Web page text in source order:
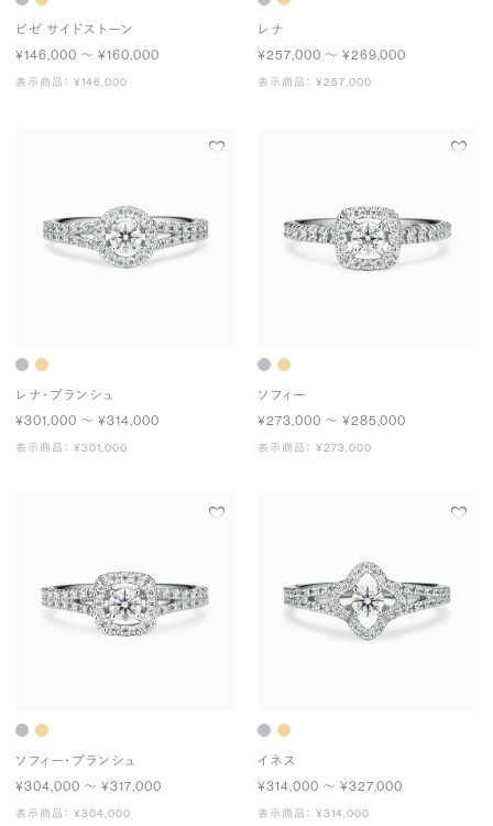
ビゼ サイドストーン
¥146,000 〜 ¥160,000
表示商品： ¥146,000
レナ
¥257,000 〜 ¥269,000
表示商品： ¥257,000
レナ・ブランシュ
¥301,000 〜 ¥314,000
表示商品： ¥301,000
ソフィー
¥273,000 〜 ¥285,000
表示商品： ¥273,000
ソフィー・ブランシュ
¥304,000 〜 ¥317,000
表示商品： ¥304,000
イネス
¥314,000 〜 ¥327,000
表示商品： ¥314,000